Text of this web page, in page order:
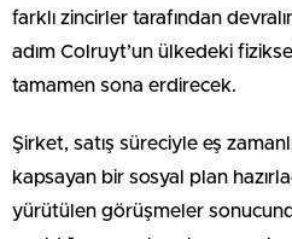
farklı zincirler tarafından
adım Colruyt’un ülkedeki
tamamen sona erdirecek.
Şirket, satış süreciyle eş
kapsayan bir sosyal plan
yürütülen görüşmeler